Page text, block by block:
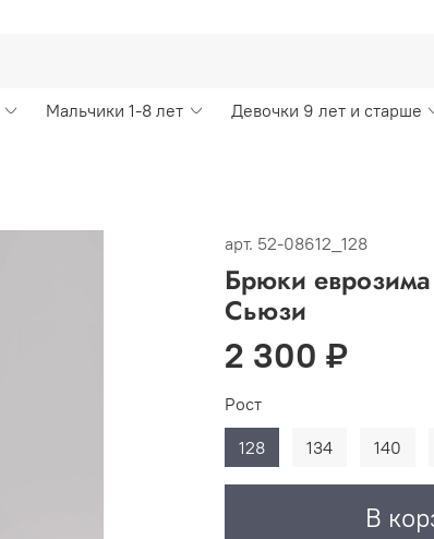
Мальчики 1-8 лет Девочки 9 лет и старше
арт. 52-08612_128
Брюки
Сьюзи
2 300 ₽
В
Рост
128
134 140